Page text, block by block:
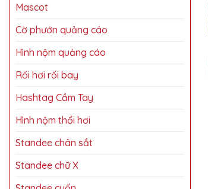
Mascot
Cờ phướn quảng cáo
Hình nộm quảng cáo
Rối hơi rối bay
Hashtag Cầm Tay
Hình nộm thổi hơi
Standee chân sắt
Standee chữ X